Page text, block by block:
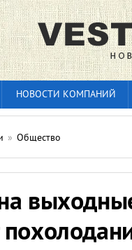
НОВОСТИ КОМПАНИЙ
» Общество